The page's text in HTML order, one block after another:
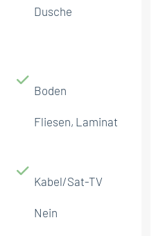
Dusche
Boden
Fliesen, Laminat
Kabel/Sat-TV
Nein